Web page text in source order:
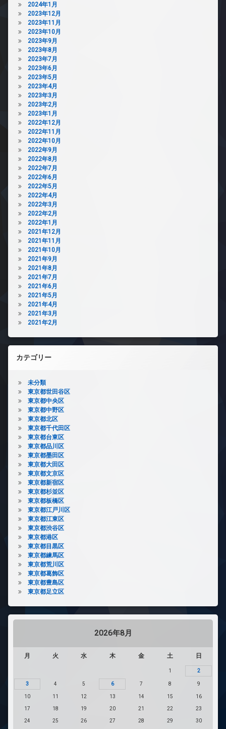
2024年1月
2023年12月
2023年11月
2023年10月
2023年9月
2023年8月
2023年7月
2023年6月
2023年5月
2023年4月
2023年3月
2023年2月
2023年1月
2022年12月
2022年11月
2022年10月
2022年9月
2022年8月
2022年7月
2022年6月
2022年5月
2022年4月
2022年3月
2022年2月
2022年1月
2021年12月
2021年11月
2021年10月
2021年9月
2021年8月
2021年7月
2021年6月
2021年5月
2021年4月
2021年3月
2021年2月
カテゴリー
未分類
東京都世田谷区
東京都中央区
東京都中野区
東京都北区
東京都千代田区
東京都台東区
東京都品川区
東京都墨田区
東京都大田区
東京都文京区
東京都新宿区
東京都杉並区
東京都板橋区
東京都江戸川区
東京都江東区
東京都渋谷区
東京都港区
東京都目黒区
東京都練馬区
東京都荒川区
東京都葛飾区
東京都豊島区
東京都足立区
2026年8月
月 火 水 木 金 土 日
1 2
3 4 5 6 7 8 9
10 11 12 13 14 15 16
17 18 19 20 21 22 23
24 25 26 27 28 29 30